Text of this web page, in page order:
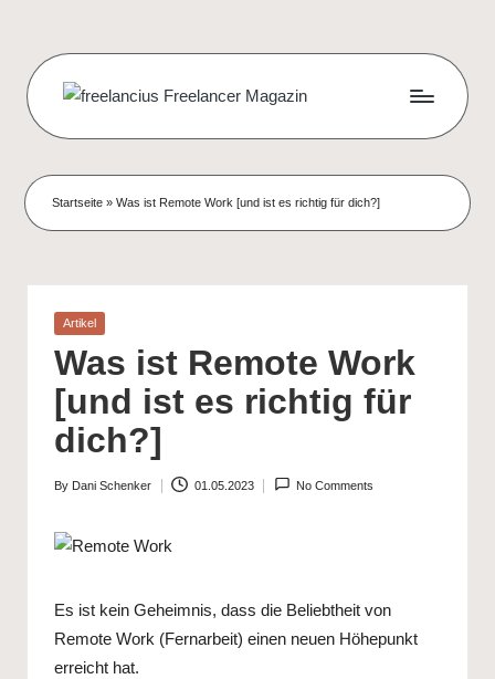
content
f
r
e
l
a
n
c
i
u
Startseite »Was ist Remote Work [und ist es richtig für dich?]
Posted
Artikel
Was ist Remote Work
[und ist es richtig für
dich?]
Posted
By Dani Schenker 01.05.2023 No Comments
Es ist kein Geheimnis, dass die Beliebtheit von
Remote Work (Fernarbeit) einen neuen Höhepunkt
erreicht hat.